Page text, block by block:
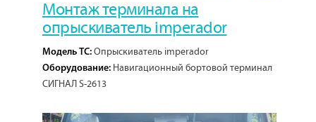
Монтаж терминала на
опрыскиватель imperador
Модель ТС: Опрыскиватель imperador
Оборудование: Навигационный бортовой терминал
СИГНАЛ S-2613